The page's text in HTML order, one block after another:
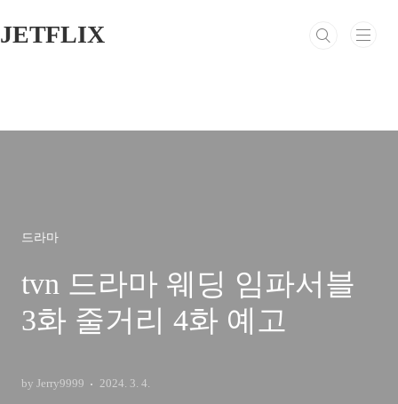
JETFLIX
드라마
tvn 드라마 웨딩 임파서블
3화 줄거리 4화 예고
by Jerry9999 2024. 3. 4.